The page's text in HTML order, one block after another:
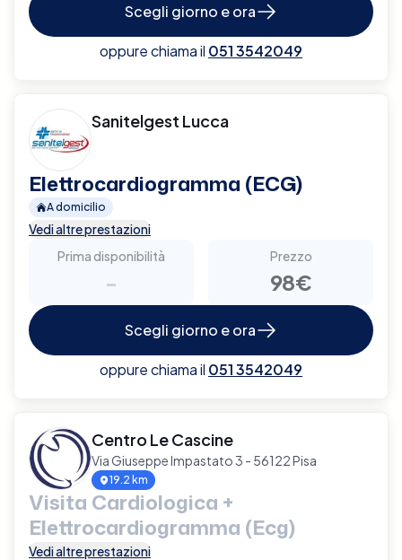
Scegli giorno e ora
oppure chiama il 051 3542049
Sanitelgest Lucca
Elettrocardiogramma (ECG)
A domicilio
Vedi altre prestazioni
Prima disponibilità
-
Prezzo
98€
Scegli giorno e ora
oppure chiama il 051 3542049
Centro Le Cascine
Via Giuseppe Impastato 3 - 56122 Pisa
19.2 km
Visita Cardiologica +
Elettrocardiogramma (Ecg)
Vedi altre prestazioni